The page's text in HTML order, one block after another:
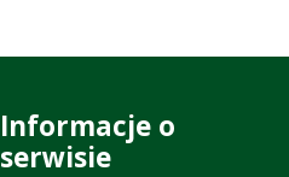
Informacje o
serwisie